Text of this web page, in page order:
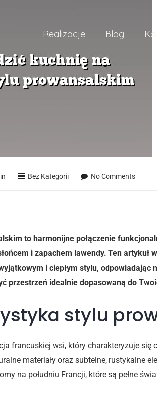
Realizacje Blog
Bez Kategorii No Comments
to harmonijne połączenie
i zapachem lawendy. Ten artykuł
i ciepłym stylu, odpowiadając
przestrzeń idealnie dopasowaną do
stylu
francuskiej wsi, który charakteryzuje się
materiały oraz subtelne, rustykalne
na południu Francji, które są pełne